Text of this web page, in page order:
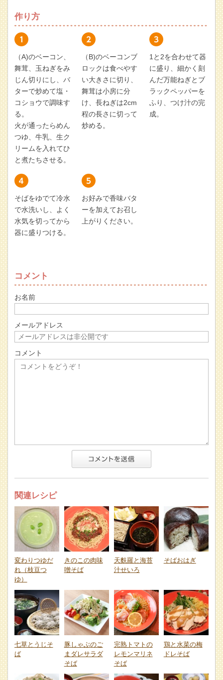
作り方
（A)のベーコン、
舞茸、玉ねぎをみ
じん切りにし、バ
ターで炒めて塩・
コショウで調味す
る。
火が通ったらめん
つゆ、牛乳、生ク
リームを入れてひ
と煮たちさせる。
（B)のベーコンブ
ロックは食べやす
い大きさに切り、
舞茸は小房に分
け、長ねぎは2cm
程の長さに切って
炒める。
1と2を合わせて器
に盛り、細かく刻
んだ万能ねぎとブ
ラックペッパーを
ふり、つけ汁の完
成。
そばをゆでて冷水
で水洗いし、よく
水気を切ってから
器に盛りつける。
お好みで香味バタ
ーを加えてお召し
上がりください。
コメント
お名前
メールアドレス
コメント
関連レシピ
変わりつゆだ
れ（枝豆つ
ゆ）
きのこの肉味
噌そば
天麩羅と海苔
汁せいろ
そばおはぎ
七草とうじそ
ば
豚しゃぶのご
まダレサラダ
そば
完熟トマトの
レモンマリネ
そば
鶏と水菜の梅
ドレそば